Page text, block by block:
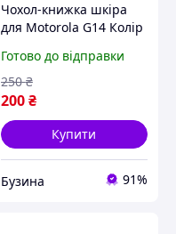
Чохол-книжка шкіра
для Motorola G14 Колір
Готово до відправки
200₴
250 ₴
Купити
Бузина 91%